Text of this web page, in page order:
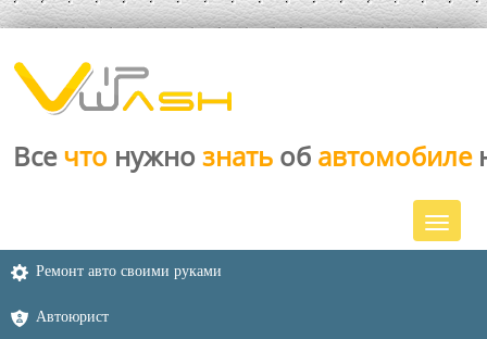
Все что нужно знать об автомобиле
Ремонт авто своими руками
Автоюрист